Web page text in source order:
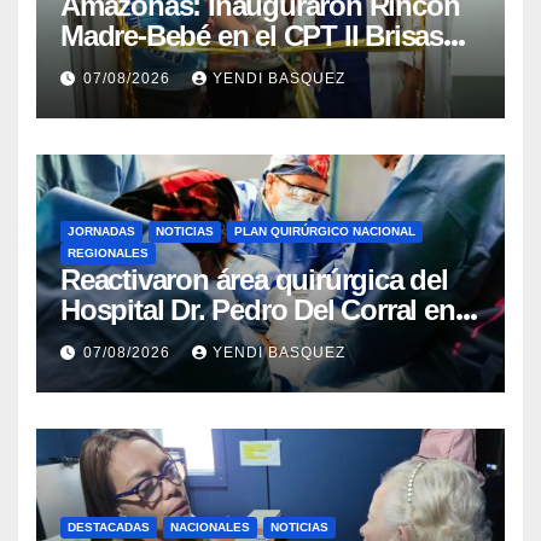
Madre-Bebé en el CPT II Brisas
del Aeropuerto ​Inauguraron
Rincón
07/08/2026 YENDI BASQUEZ
JORNADAS NOTICIAS
PLAN QUIRÚRGICO NACIONAL
REGIONALES
Reactivaron área quirúrgica del
Hospital Dr. Pedro Del Corral en
Guárico
07/08/2026 YENDI BASQUEZ
DESTACADAS NACIONALES NOTICIAS